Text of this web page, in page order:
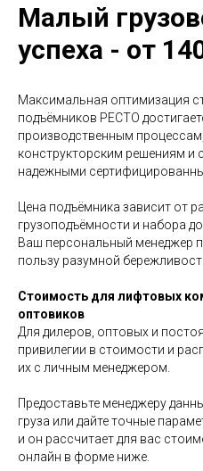
Малый
успеха - от
Максимальная оптимизация
подъёмников РЕСТО
производственным
конструкторским решениям и
надежными
Цена подъёмника зависит от
грузоподъёмности и набора
Ваш персональный менеджер
пользу разумной
Стоимость для лифтовых
оптовиков
Для дилеров, оптовых и
привилегии в стоимости и
их с личным менеджером.
Предоставьте менеджеру
груза или дайте точные
и он рассчитает для вас
онлайн в форме ниже.